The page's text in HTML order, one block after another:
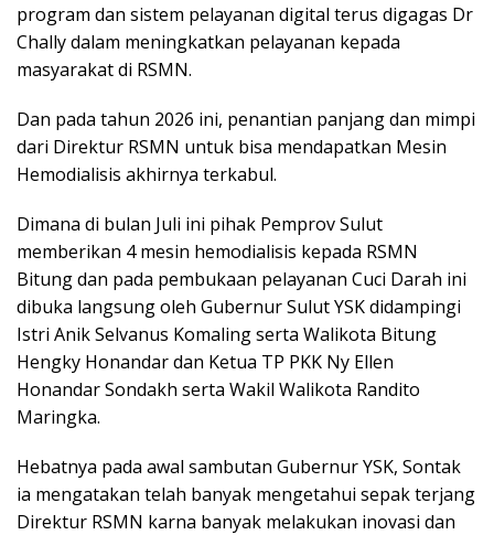
program dan sistem pelayanan digital terus digagas Dr
Chally dalam meningkatkan pelayanan kepada
masyarakat di RSMN.
Dan pada tahun 2026 ini, penantian panjang dan mimpi
dari Direktur RSMN untuk bisa mendapatkan Mesin
Hemodialisis akhirnya terkabul.
Dimana di bulan Juli ini pihak Pemprov Sulut
memberikan 4 mesin hemodialisis kepada RSMN
Bitung dan pada pembukaan pelayanan Cuci Darah ini
dibuka langsung oleh Gubernur Sulut YSK didampingi
Istri Anik Selvanus Komaling serta Walikota Bitung
Hengky Honandar dan Ketua TP PKK Ny Ellen
Honandar Sondakh serta Wakil Walikota Randito
Maringka.
Hebatnya pada awal sambutan Gubernur YSK, Sontak
ia mengatakan telah banyak mengetahui sepak terjang
Direktur RSMN karna banyak melakukan inovasi dan